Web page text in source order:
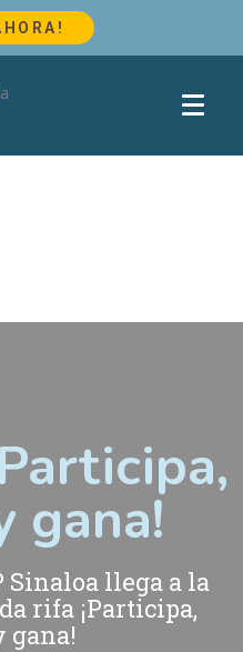
gana!
Sinaloa llega a la
rifa ¡Participa,
gana!